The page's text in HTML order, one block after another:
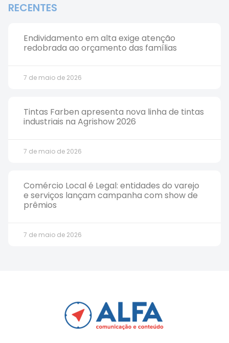
RECENTES
Endividamento em alta exige atenção
redobrada ao orçamento das famílias
7 de maio de 2026
Tintas Farben apresenta nova linha de tintas
industriais na Agrishow 2026
7 de maio de 2026
Comércio Local é Legal: entidades do varejo
e serviços lançam campanha com show de
prêmios
7 de maio de 2026